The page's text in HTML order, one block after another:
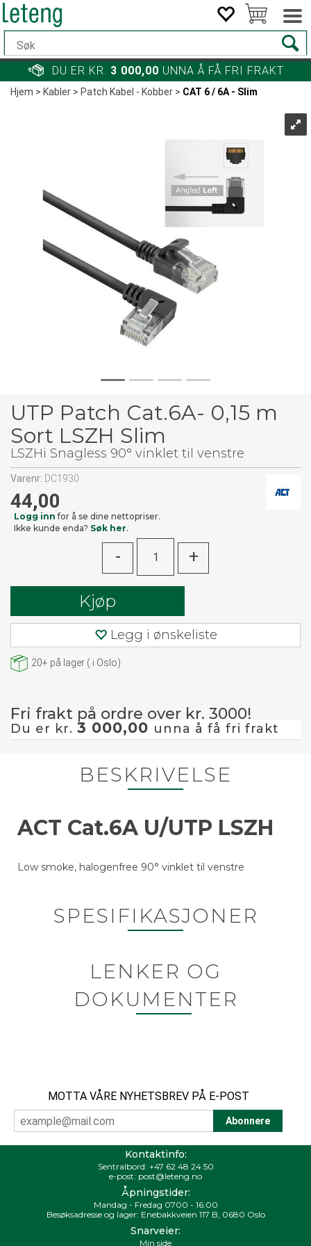
DU ER KR. 3 000,00 UNNA Å FÅ FRI FRAKT
Hjem>Kabler>Patch Kabel - Kobber>CAT 6 / 6A - Slim
UTP Patch Cat.6A- 0,15 m
Sort LSZH Slim
LSZHi Snagless 90° vinklet til venstre
Varenr: DC1930
44,00
Logg inn for å se dine nettopriser.
Ikke kunde enda? Søk her.
- +
Kjøp
Legg i ønskeliste
20+ på lager ( i Oslo)
Fri frakt på ordre over kr. 3000!
Du er kr. 3 000,00 unna å få fri frakt
BESKRIVELSE
ACT Cat.6A U/UTP LSZH
Low smoke, halogenfree 90° vinklet til venstre
SPESIFIKASJONER
LENKER OG
DOKUMENTER
MOTTA VÅRE NYHETSBREV PÅ E-POST
Kontaktinfo:
Sentralbord: +47 62 48 24 50
e-post: post@leteng.no
Åpningstider:
Mandag - Fredag 0700 - 16:00
Besøksadresse og lager: Enebakkveien 117 B, 0680 Oslo
Snarveier:
Min side